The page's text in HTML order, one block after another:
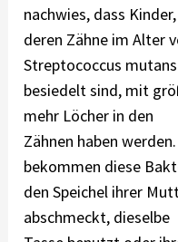
nachwies, dass Kinder,
deren Zähne im Alter
Streptococcus mutans
besiedelt sind, mit
mehr Löcher in den
Zähnen haben
bekommen diese
den Speichel ihrer
abschmeckt, dieselbe